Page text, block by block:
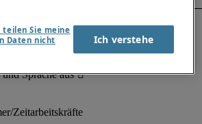
Zeitarbeitskräfte
Sie meine
Daten nicht
Ich verstehe